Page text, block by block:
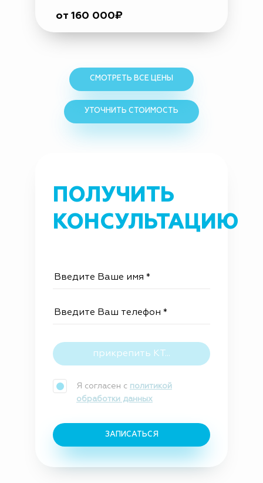
от 160 000₽
CМОТРЕТЬ ВСЕ ЦЕНЫ
УТОЧНИТЬ СТОИМОСТЬ
ПОЛУЧИТЬ
КОНСУЛЬТАЦИЮ
прикрепить КТ...
Я согласен с политикой
обработки данных
ЗАПИСАТЬСЯ